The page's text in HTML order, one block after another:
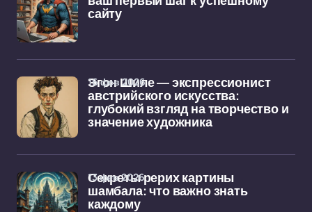
сайту
Эгон Шиле — экспрессионист
австрийского искусства:
глубокий взгляд на творчество и
значение художника
16 фев 2026
Секреты рерих картины
шамбала: что важно знать
каждому
13 фев 2026